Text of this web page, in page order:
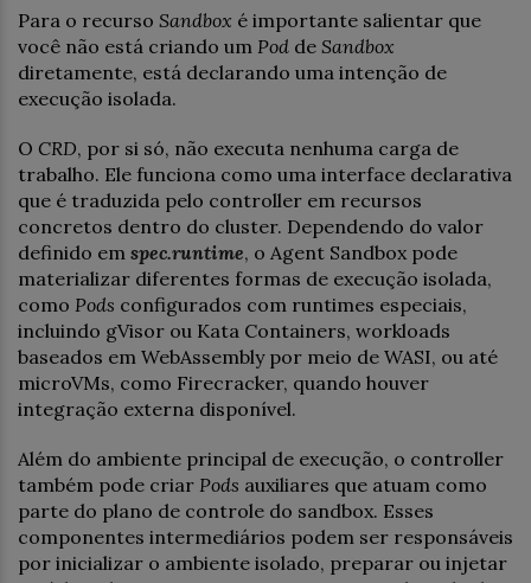
Para o recurso Sandbox é importante salientar que
você não está criando um Pod de Sandbox
diretamente, está declarando uma intenção de
execução isolada.
O CRD, por si só, não executa nenhuma carga de
trabalho. Ele funciona como uma interface declarativa
que é traduzida pelo controller em recursos
concretos dentro do cluster. Dependendo do valor
definido em spec.runtime, o Agent Sandbox pode
materializar diferentes formas de execução isolada,
como Pods configurados com runtimes especiais,
incluindo gVisor ou Kata Containers, workloads
baseados em WebAssembly por meio de WASI, ou até
microVMs, como Firecracker, quando houver
integração externa disponível.
Além do ambiente principal de execução, o controller
também pode criar Pods auxiliares que atuam como
parte do plano de controle do sandbox. Esses
componentes intermediários podem ser responsáveis
por inicializar o ambiente isolado, preparar ou injetar